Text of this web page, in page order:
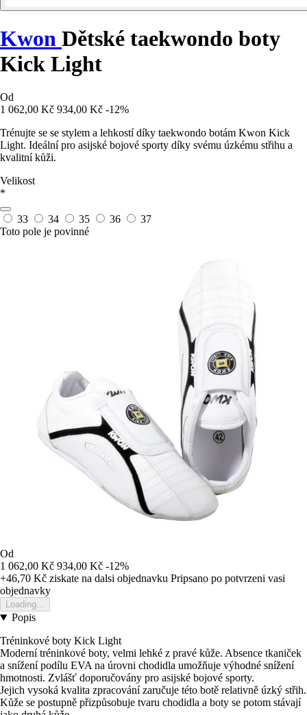
Kwon Dětské taekwondo boty
Kick Light
Od
1 062,00 Kč 934,00 Kč -12%
Trénujte se se stylem a lehkostí díky taekwondo botám Kwon Kick
Light. Ideální pro asijské bojové sporty díky svému úzkému střihu a
kvalitní kůži.
Velikost
*
33 34 35 36
37
Toto pole je povinné
Od
1 062,00 Kč 934,00 Kč -12%
+46,70 Kč ziskate na dalsi objednavku Pripsano po potvrzeni vasi
objednavky
Loading...
Popis
Tréninkové boty Kick Light
Moderní tréninkové boty, velmi lehké z pravé kůže. Absence tkaniček
a snížení podílu EVA na úrovni chodidla umožňuje výhodné snížení
hmotnosti. Zvlášť doporučovány pro asijské bojové sporty.
Jejich vysoká kvalita zpracování zaručuje této botě relativně úzký střih.
Kůže se postupně přizpůsobuje tvaru chodidla a boty se potom stávají